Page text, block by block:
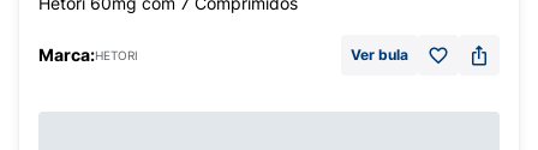
Marca:HETORI Ver bula